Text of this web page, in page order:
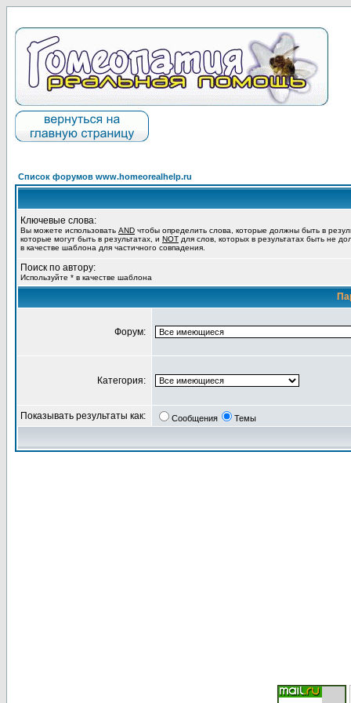
Список форумов www.homeorealhelp.ru
Ключевые слова:
Вы можете использовать AND чтобы определить слова, которые должны быть в
которые могут быть в результатах, и NOT для слов, которых в результатах быть не
в качестве шаблона для частичного совпадения.
Поиск по автору:
Используйте * в качестве шаблона
Форум:
Категория:
Показывать результаты как: Сообщения Темы